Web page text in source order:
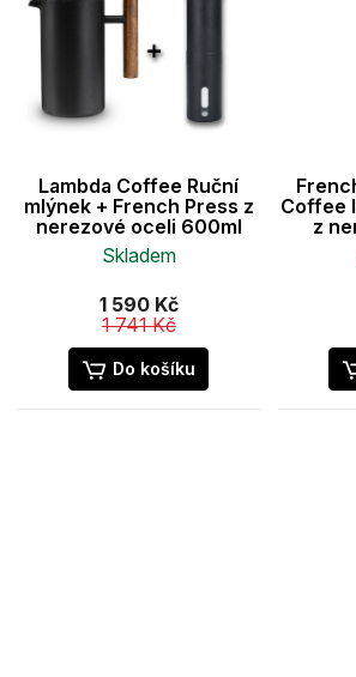
Lambda Coffee Ruční
mlýnek + French Press z
nerezové oceli 600ml
Skladem
1 590 Kč
1 741 Kč
Do košíku
Coffee
z